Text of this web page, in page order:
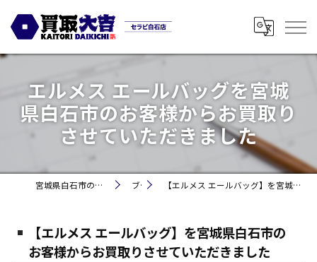
エルメス エールバッグを宮城
県白石市のお客様からお買取り
させていただきました
宮城県白石市の買取なら買取大吉セラビ白石店 ブログ 【エルメス エールバッグ】を宮城県白石市のお客様からお買取りさせていただきました
【エルメス エールバッグ】を宮城県白石市の
お客様からお買取りさせていただきました